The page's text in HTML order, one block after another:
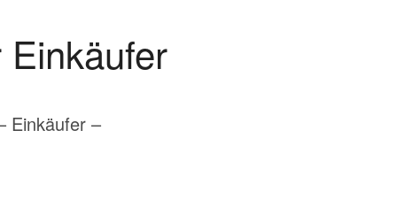
Einkäufer –